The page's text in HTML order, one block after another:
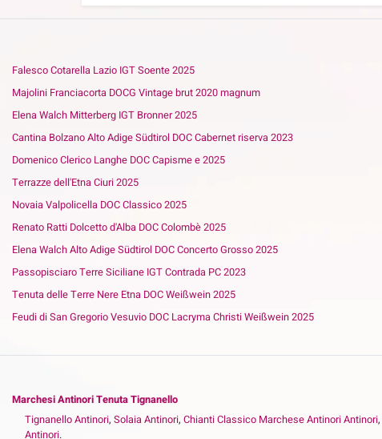
Falesco Cotarella Lazio IGT Soente 2025
Majolini Franciacorta DOCG Vintage brut 2020 magnum
Elena Walch Mitterberg IGT Bronner 2025
Cantina Bolzano Alto Adige Südtirol DOC Cabernet riserva 2023
Domenico Clerico Langhe DOC Capisme e 2025
Terrazze dell'Etna Ciuri 2025
Novaia Valpolicella DOC Classico 2025
Renato Ratti Dolcetto d'Alba DOC Colombè 2025
Elena Walch Alto Adige Südtirol DOC Concerto Grosso 2025
Passopisciaro Terre Siciliane IGT Contrada PC 2023
Tenuta delle Terre Nere Etna DOC Weißwein 2025
Feudi di San Gregorio Vesuvio DOC Lacryma Christi Weißwein 2025
Marchesi Antinori Tenuta Tignanello
Tignanello Antinori, Solaia Antinori, Chianti Classico Marchese Antinori Antinori,
Antinori.